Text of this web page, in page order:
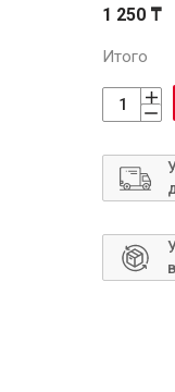
1 250 ₸
Итого